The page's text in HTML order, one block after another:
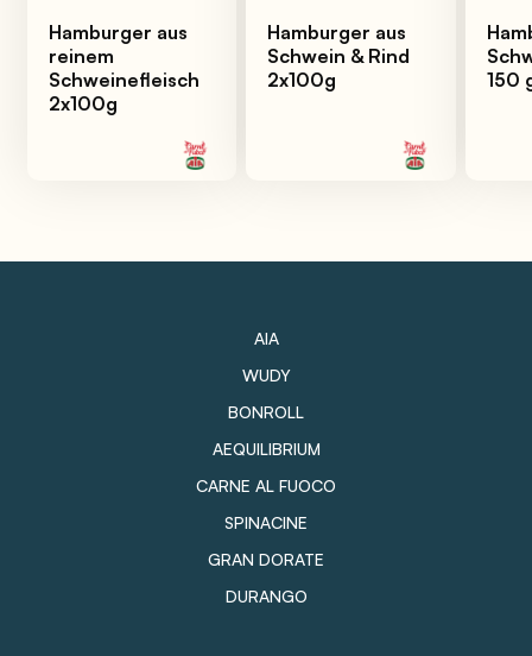
Hamburger aus
reinem
Schweinefleisch
2x100g
Hamburger aus
Schwein & Rind
2x100g
150
AIA
WUDY
BONROLL
AEQUILIBRIUM
CARNE AL FUOCO
SPINACINE
GRAN DORATE
DURANGO